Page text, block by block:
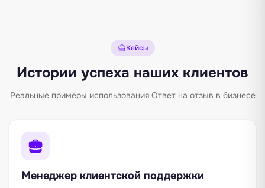
Кейсы
Истории успеха наших клиентов
Реальные примеры использования Ответ на отзыв в бизнесе
Менеджер клиентской поддержки